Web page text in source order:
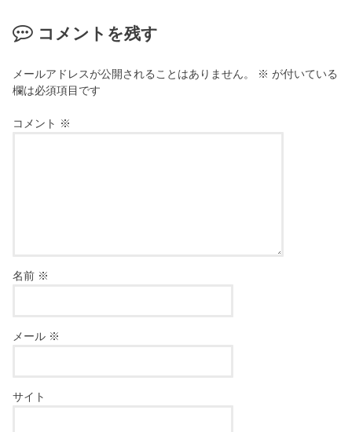
コメントを残す
メールアドレスが公開されることはありません。 ※ が付いている
欄は必須項目です
コメント ※
名前 ※
メール ※
サイト